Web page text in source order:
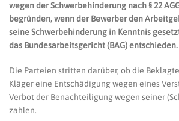
wegen der Schwerbehinderung nach § 22
begründen, wenn der Bewerber den
seine Schwerbehinderung in Kenntnis
das Bundesarbeitsgericht (BAG) entschieden.
Die Parteien stritten darüber, ob die
Kläger eine Entschädigung wegen eines
Verbot der Benachteiligung wegen seiner
zahlen.